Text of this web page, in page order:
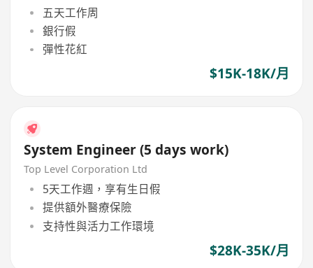
五天工作周
銀行假
彈性花紅
$15K-18K/月
System Engineer (5 days work)
Top Level Corporation Ltd
5天工作週，享有生日假
提供額外醫療保險
支持性與活力工作環境
$28K-35K/月